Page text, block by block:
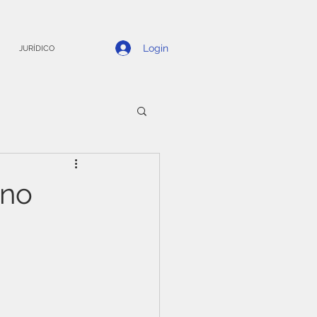
JURÍDICO Login